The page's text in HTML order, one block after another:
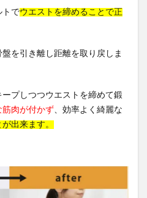
トでウエストを締めることで正
を引き離し距離を取り戻しま
プしつつウエストを締めて鍛
筋肉が付かず、効率よく綺麗な
出来ます。